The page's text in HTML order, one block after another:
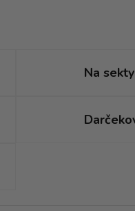
Na sekty